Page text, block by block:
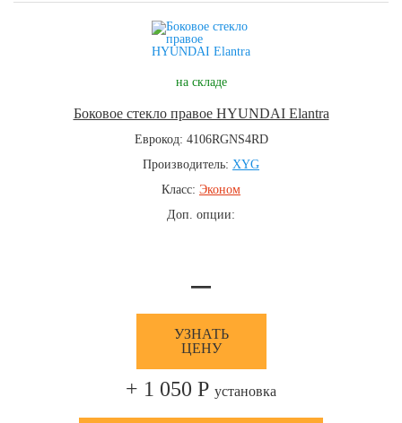
на складе
Боковое стекло правое HYUNDAI Elantra
Еврокод: 4106RGNS4RD
Производитель: XYG
Класс: Эконом
Доп. опции:
—
УЗНАТЬ
ЦЕНУ
+ 1 050 Р установка